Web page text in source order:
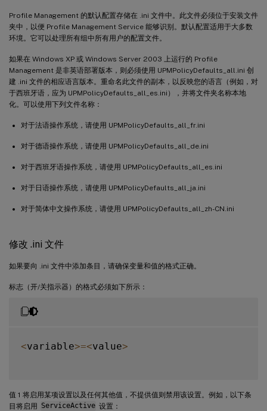
Profile Management 的默认配置存储在 .ini 文件中。此文件必须位于安装文件
夹中，以便 Profile Management Service 能够识别。默认配置适用于大多数
环境。它可以处理所有组中所有用户的配置文件。
如果在 Windows XP 或 Windows Server 2003 上运行的 Profile
Management 是非英语部署版本，则必须使用 UPMPolicyDefaults_all.ini 创
建 .ini 文件的相应语言版本。重命名此文件的副本，以反映您的语言（例如，对
于西班牙语，应为 UPMPolicyDefaults_all_es.ini），并将文件夹名称本地
化。可以使用下列文件名称：
对于法语操作系统，请使用 UPMPolicyDefaults_all_fr.ini
对于德语操作系统，请使用 UPMPolicyDefaults_all_de.ini
对于西班牙语操作系统，请使用 UPMPolicyDefaults_all_es.ini
对于日语操作系统，请使用 UPMPolicyDefaults_all_ja.ini
对于简体中文操作系统，请使用 UPMPolicyDefaults_all_zh-CN.ini
修改 .ini 文件
如果要向 .ini 文件中添加条目，请确保变量和值的格式正确。
标志（开/关指示器）的格式必须如下所示：
<variable>=<value>
值 1 将启用某项设置以及任何其他值，不提供值则禁用该设置。例如，以下条
目将启用 ServiceActive 设置：